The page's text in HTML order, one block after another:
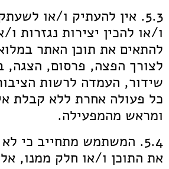
5.3. אין להעתיק ו/או
ו/או להכין יצירות נגזרות
להתאים את תוכן האתר
לצורך הפצה, פרסום, הצגה,
שידור, העמדה לרשות
כל פעולה אחרת ללא קבלת
ומראש מהמפעילה.
5.4. המשתמש מתחייב כי
את התוכן ו/או חלק ממנו,